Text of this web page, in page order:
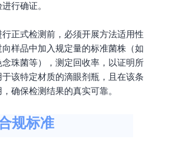
行确证。
正式检测前，必须开展方法适用性
样品中加入规定量的标准菌株（如
珠菌等），测定回收率，以证明所
该特定材质的滴眼剂瓶，且在该条
确保检测结果的真实可靠。
规标准